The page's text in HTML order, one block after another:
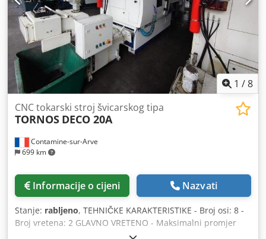
1 /8
Contamine-sur-Arve
699 km
CNC tokarski stroj švicarskog tipa
TORNOS DECO 20A
Informacije o cijeni Nazvati
Stanje: rabljeno, TEHNIČKE KARAKTERISTIKE - Broj osi: 8 -
Broj vretena: 2 GLAVNO VRETENO - Maksimalni promjer
štapa: 25,4 [mm] - Maksimalna dužina obrade: 200 [mm] -